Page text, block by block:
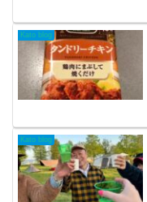
Kato blog
Kato blog